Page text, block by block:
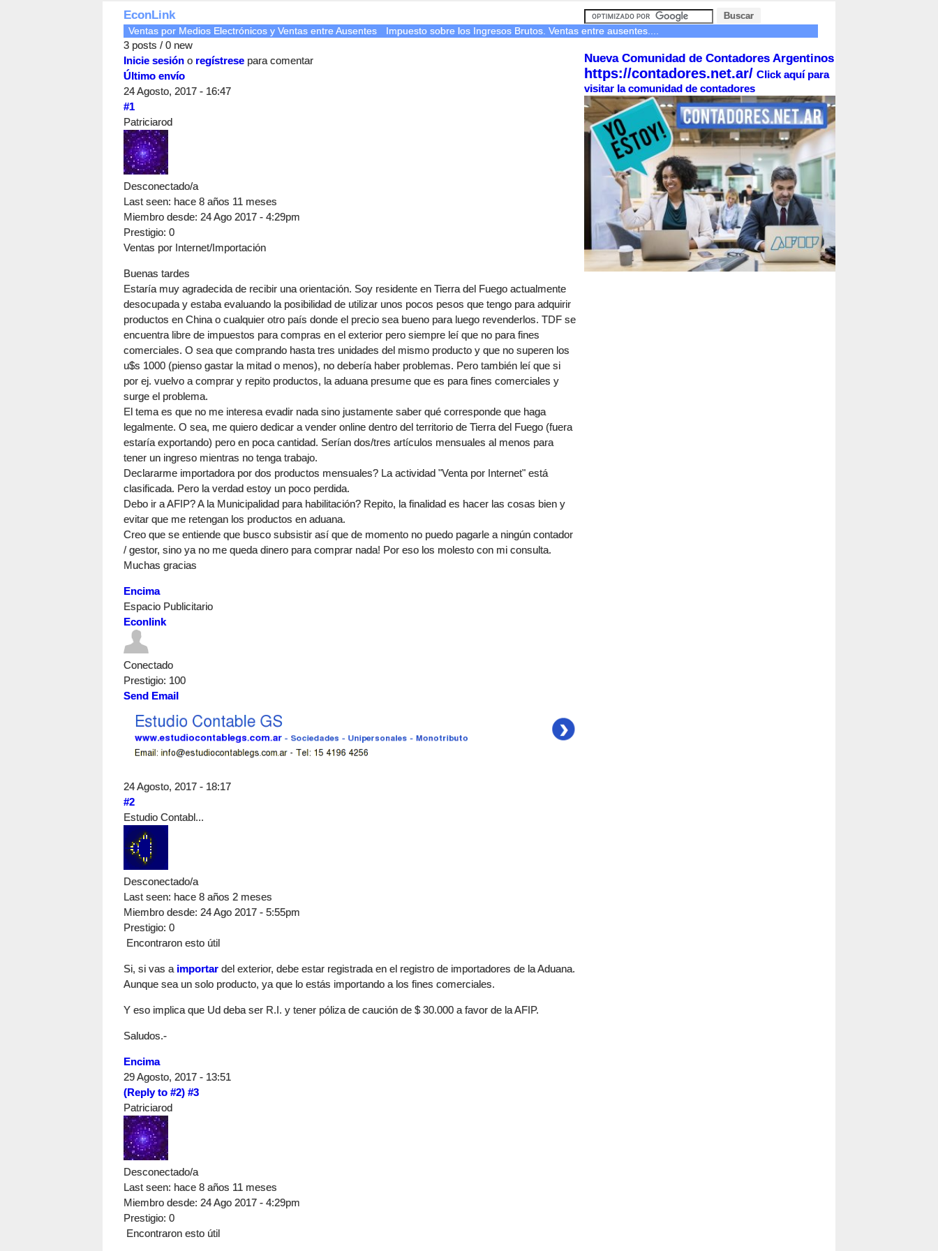
EconLink
Ventas por Medios Electrónicos y Ventas entre Ausentes Impuesto sobre los Ingresos Brutos. Ventas entre ausentes....
3 posts / 0 new
Inicie sesión o regístrese para comentar
Último envío
24 Agosto, 2017 - 16:47
#1
Patriciarod
Desconectado/a
Last seen: hace 8 años 11 meses
Miembro desde: 24 Ago 2017 - 4:29pm
Prestigio: 0
Ventas por Internet/Importación
Buenas tardes
Estaría muy agradecida de recibir una orientación. Soy residente en Tierra del Fuego actualmente
desocupada y estaba evaluando la posibilidad de utilizar unos pocos pesos que tengo para adquirir
productos en China o cualquier otro país donde el precio sea bueno para luego revenderlos. TDF se
encuentra libre de impuestos para compras en el exterior pero siempre leí que no para fines
comerciales. O sea que comprando hasta tres unidades del mismo producto y que no superen los
u$s 1000 (pienso gastar la mitad o menos), no debería haber problemas. Pero también leí que si
por ej. vuelvo a comprar y repito productos, la aduana presume que es para fines comerciales y
surge el problema.
El tema es que no me interesa evadir nada sino justamente saber qué corresponde que haga
legalmente. O sea, me quiero dedicar a vender online dentro del territorio de Tierra del Fuego (fuera
estaría exportando) pero en poca cantidad. Serían dos/tres artículos mensuales al menos para
tener un ingreso mientras no tenga trabajo.
Declararme importadora por dos productos mensuales? La actividad "Venta por Internet" está
clasificada. Pero la verdad estoy un poco perdida.
Debo ir a AFIP? A la Municipalidad para habilitación? Repito, la finalidad es hacer las cosas bien y
evitar que me retengan los productos en aduana.
Creo que se entiende que busco subsistir así que de momento no puedo pagarle a ningún contador
/ gestor, sino ya no me queda dinero para comprar nada! Por eso los molesto con mi consulta.
Muchas gracias
Encima
Espacio Publicitario
Econlink
Conectado
Prestigio: 100
Send Email
24 Agosto, 2017 - 18:17
#2
Estudio Contabl...
Desconectado/a
Last seen: hace 8 años 2 meses
Miembro desde: 24 Ago 2017 - 5:55pm
Prestigio: 0
Encontraron esto útil
Si, si vas a importar del exterior, debe estar registrada en el registro de importadores de la Aduana.
Aunque sea un solo producto, ya que lo estás importando a los fines comerciales.
Y eso implica que Ud deba ser R.I. y tener póliza de caución de $ 30.000 a favor de la AFIP.
Saludos.-
Encima
29 Agosto, 2017 - 13:51
(Reply to #2) #3
Patriciarod
Desconectado/a
Last seen: hace 8 años 11 meses
Miembro desde: 24 Ago 2017 - 4:29pm
Prestigio: 0
Encontraron esto útil
Nueva Comunidad de Contadores Argentinos
https://contadores.net.ar/ Click aquí para
visitar la comunidad de contadores